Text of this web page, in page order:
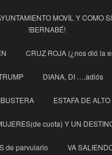
MOVIL Y COMO
!BERNABÉ!
CRUZ ROJA (¿nos dió la
DIANA, DI ….adiós
ESTAFA DE
cuota) Y UN
de parvulario VA